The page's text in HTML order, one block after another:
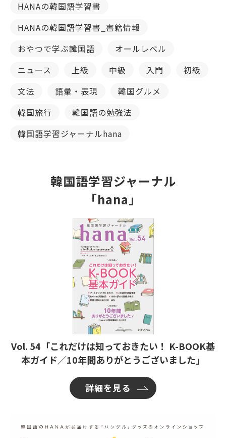
HANAの韓国語学習書
HANAの韓国語学習書_書籍情報
おやつで学ぶ韓国語
オールレベル
ニュース
上級 中級 入門
初級
文法
語彙・表現
韓国グルメ
韓国旅行
韓国語の勉強法
韓国語学習ジャーナルhana
韓国語学習ジャーナル
「hana」
Vol. 54「これだけは知っておきたい！ K-BOOK基
本ガイド／10年間ありがとうございました」
詳細を見る